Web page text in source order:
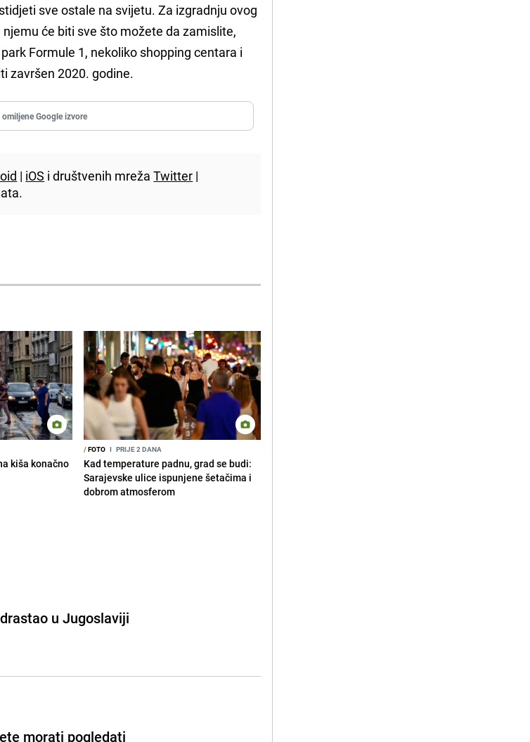
sve ostale na svijetu. Za izgradnju ovog
će biti sve što možete da zamislite,
Formule 1, nekoliko shopping centara i
završen 2020. godine.
Google izvore
| iOS i društvenih mrežaTwitter |
kiša konačno
/FOTO I PRIJE 2 DANA
Kad temperature padnu, grad se budi:
Sarajevske ulice ispunjene šetačima i
dobrom atmosferom
u Jugoslaviji
morati pogledati